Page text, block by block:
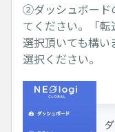
②ダッシュボード
てください。「
選択頂いても構
選択ください。